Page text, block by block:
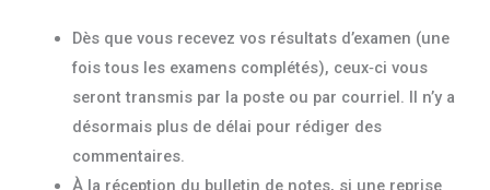
Dès que vous recevez vos résultats d’examen (une
fois tous les examens complétés), ceux‑ci vous
seront transmis par la poste ou par courriel. Il n’y a
désormais plus de délai pour rédiger des
commentaires.
À la réception du bulletin de notes, si une reprise